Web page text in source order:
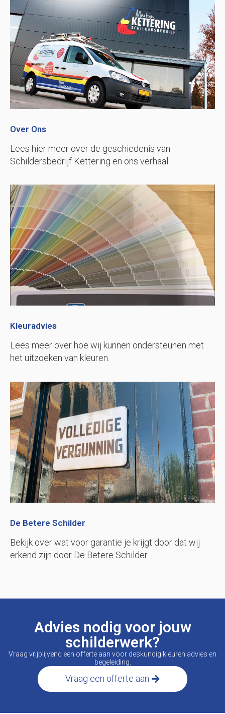
Over Ons
Lees hier meer over de geschiedenis van
Schildersbedrijf Kettering en ons verhaal.
Kleuradvies
Lees meer over hoe wij kunnen ondersteunen met
het uitzoeken van kleuren.
De Betere Schilder
Bekijk over wat voor garantie je krijgt door dat wij
erkend zijn door De Betere Schilder.
Advies nodig voor jouw
schilderwerk?
Vraag vrijblijvend een offerte aan voor deskundig kleuren advies en
begeleiding.
Vraag een offerte aan